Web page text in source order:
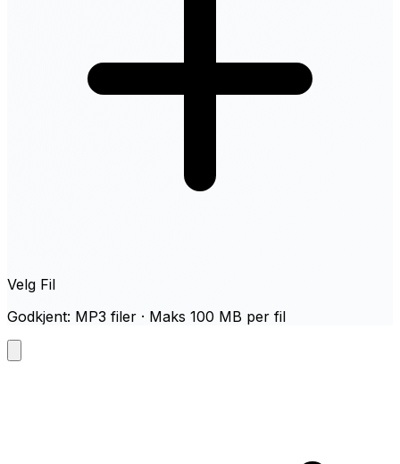
Velg Fil
Godkjent: MP3 filer · Maks 100 MB per fil